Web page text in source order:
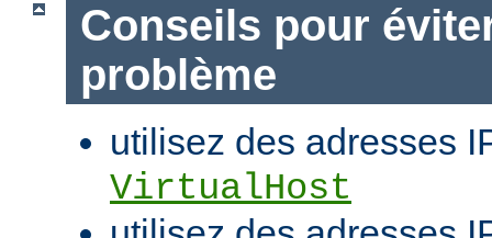
Conseils pour
problème
utilisez des adresses
VirtualHost